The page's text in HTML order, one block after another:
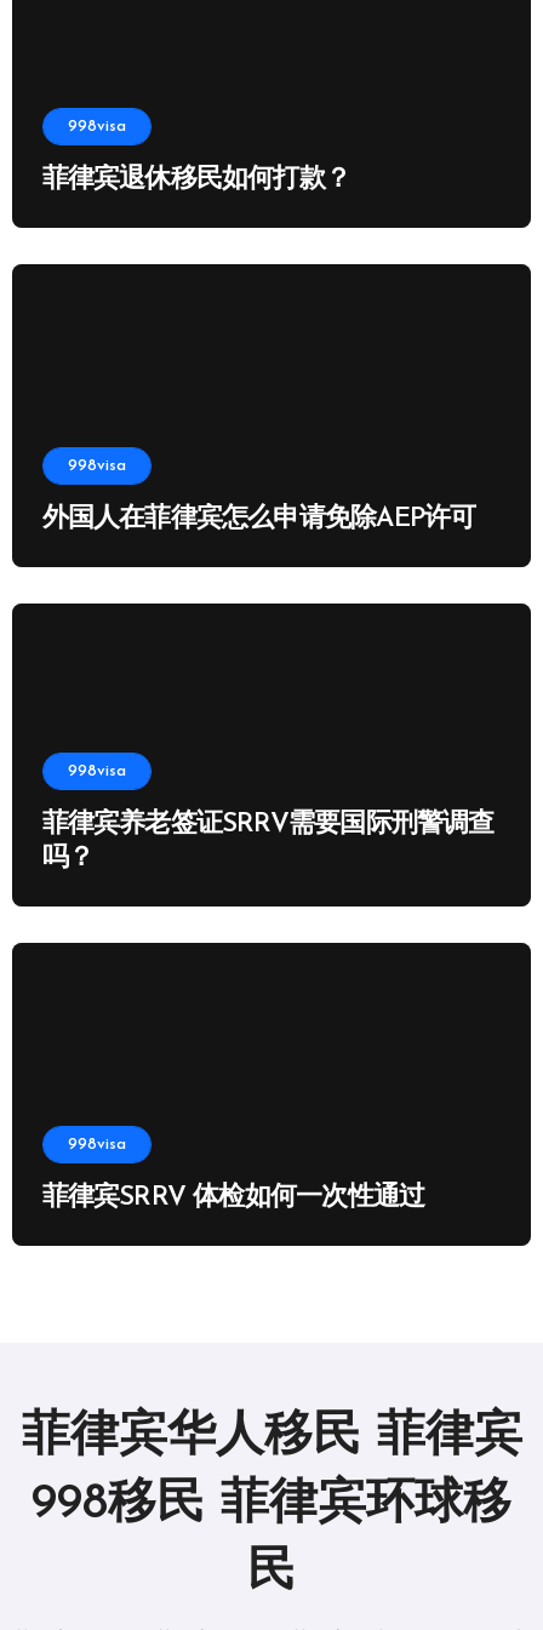
998visa
菲律宾退休移民如何打款？
998visa
外国人在菲律宾怎么申请免除AEP许可
998visa
菲律宾养老签证SRRV需要国际刑警调查
吗？
998visa
菲律宾SRRV 体检如何一次性通过
菲律宾华人移民 菲律宾
998移民 菲律宾环球移
民